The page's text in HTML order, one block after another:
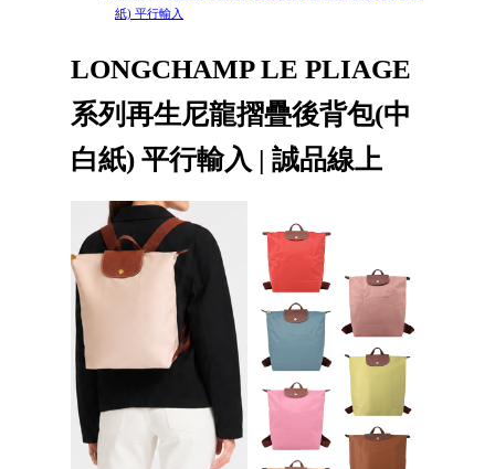
紙) 平行輸入
LONGCHAMP LE PLIAGE
系列再生尼龍摺疊後背包(中
白紙) 平行輸入 | 誠品線上